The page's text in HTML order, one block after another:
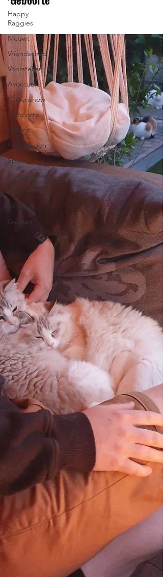
Happy
Raggies
Meowt
Vriendschap
Voorstellen
Avontuur
Kattenshow
Geboorte
Kittens
Feestdagen
Spelen
Huisgenoten
Trimmen
Gedrag